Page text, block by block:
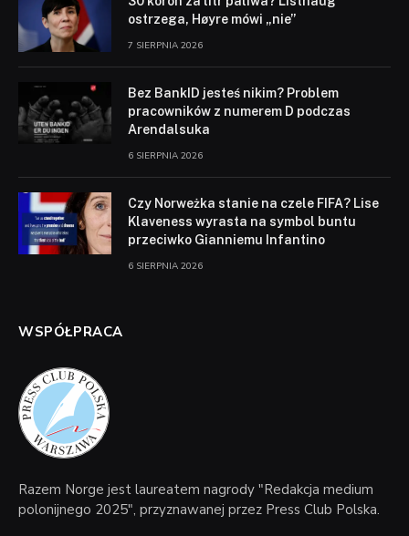
ostrzega, Høyre mówi „nie”
7 SIERPNIA 2026
Bez BankID jesteś nikim? Problem
pracowników z numerem D podczas
Arendalsuka
6 SIERPNIA 2026
Czy Norweżka stanie na czele FIFA? Lise
Klaveness wyrasta na symbol buntu
przeciwko Gianniemu Infantino
6 SIERPNIA 2026
WSPÓŁPRACA
Razem Norge jest laureatem nagrody "Redakcja medium
polonijnego 2025", przyznawanej przez Press Club Polska.